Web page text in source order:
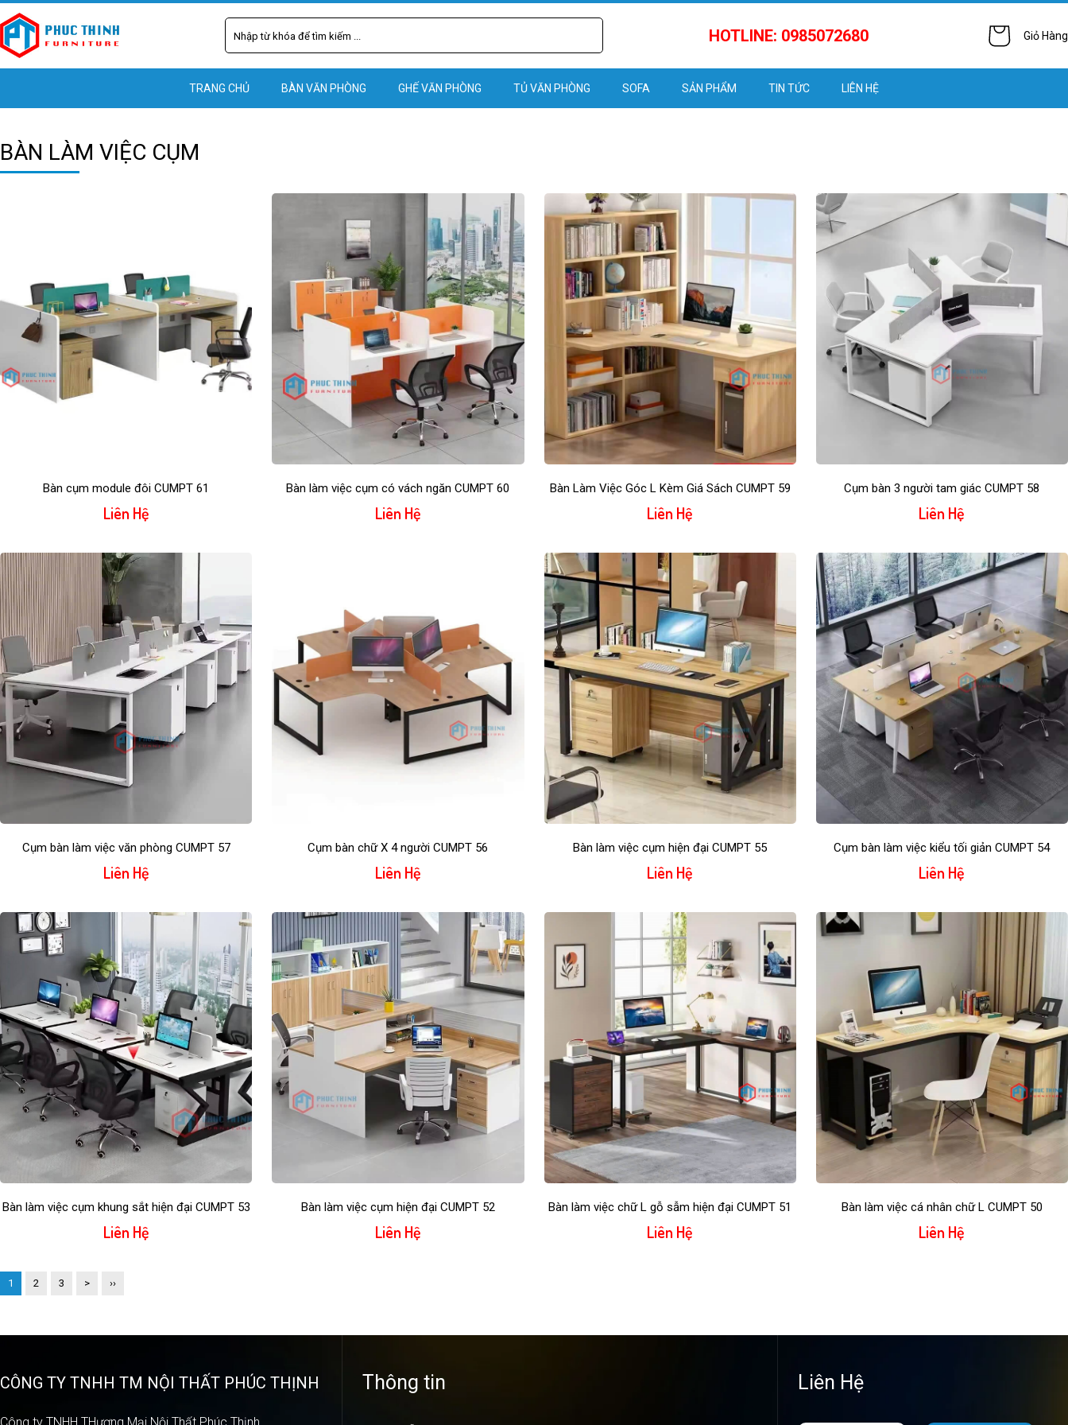
HOTLINE: 0985072680 Giỏ Hàng
TRANG CHỦ BÀN VĂN PHÒNG GHẾ VĂN PHÒNG TỦ VĂN PHÒNG SOFA SẢN PHẨM TIN TỨC LIÊN HỆ
BÀN LÀM VIỆC CỤM
Bàn cụm module đôi CUMPT 61
Liên Hệ
Bàn làm việc cụm có vách ngăn CUMPT 60
Liên Hệ
Bàn Làm Việc Góc L Kèm Giá Sách CUMPT 59
Liên Hệ
Cụm bàn 3 người tam giác CUMPT 58
Liên Hệ
Cụm bàn làm việc văn phòng CUMPT 57
Liên Hệ
Cụm bàn chữ X 4 người CUMPT 56
Liên Hệ
Bàn làm việc cụm hiện đại CUMPT 55
Liên Hệ
Cụm bàn làm việc kiểu tối giản CUMPT 54
Liên Hệ
Bàn làm việc cụm khung sắt hiện đại CUMPT 53
Liên Hệ
Bàn làm việc cụm hiện đại CUMPT 52
Liên Hệ
Bàn làm việc chữ L gỗ sẫm hiện đại CUMPT 51
Liên Hệ
Bàn làm việc cá nhân chữ L CUMPT 50
Liên Hệ
1 2 3 > ››
CÔNG TY TNHH TM NỘI THẤT PHÚC THỊNH
Công ty TNHH THương Mại Nội Thất Phúc Thịnh
Thông tin Liên Hệ